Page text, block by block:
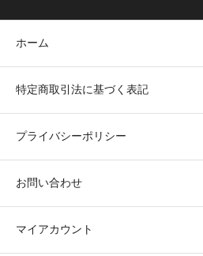
ホーム
特定商取引法に基づく表記
プライバシーポリシー
お問い合わせ
マイアカウント